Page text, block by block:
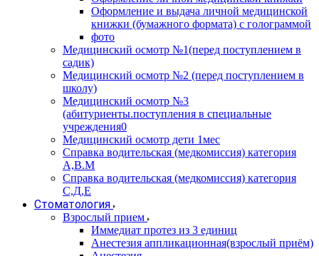
Оформление и выдача личной медицинской
книжки (бумажного формата) с голограммой
фото
Медицинский осмотр №1(перед поступлением в
садик)
Медицинский осмотр №2 (перед поступлением в
школу)
Медицинский осмотр №3
(абитуриенты.поступления в специальные
учреждения0
Медицинский осмотр дети 1мес
Справка водительская (медкомиссия) категория
А,В.М
Справка водительская (медкомиссия) категория
С,Д,Е
Стоматология
Взрослый прием
Иммедиат протез из 3 единиц
Анестезия аппликационная(взрослый приём)